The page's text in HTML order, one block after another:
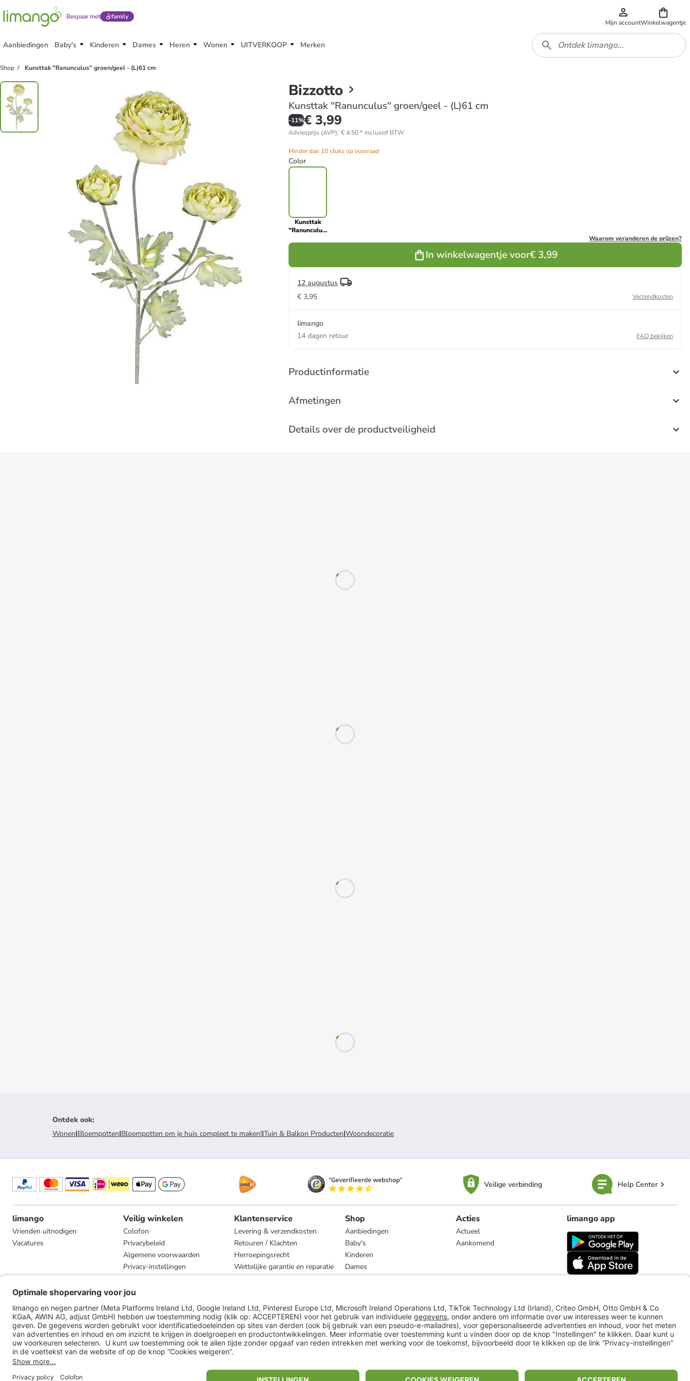
Bespaar met family
Mijn accountWinkelwagentje
Aanbiedingen Baby's Kinderen Dames Heren Wonen UITVERKOOP Merken
Shop Kunsttak ''Ranunculus'' groen/geel - (L)61 cm
Bizzotto
Kunsttak ''Ranunculus'' groen/geel - (L)61 cm
-11%€ 3,99
Adviesprijs (AVP): € 4,50* inclusief BTW
Minder dan 10 stuks op voorraad
Color
Kunsttak
''Ranunculus''
Waarom veranderen de prijzen?
In winkelwagentje voor€ 3,99
12 augustus
€ 3,95
Verzendkosten
limango
14 dagen retour
FAQ bekijken
Productinformatie
Afmetingen
Details over de productveiligheid
Ontdek ook:
Wonen|Bloempotten|Bloempotten om je huis compleet te maken!|Tuin & Balkon Producten|Woondecoratie
Veilige verbinding Help Center
limango
Vrienden uitnodigen
Vacatures
Veilig winkelen
Colofon
Privacybeleid
Algemene voorwaarden
Privacy-instellingen
Compliance
Klantenservice
Levering & verzendkosten
Retouren / Klachten
Herroepingsrecht
Wettelijke garantie en reparatie
Shop
Aanbiedingen
Baby's
Kinderen
Dames
Heren
Acties
Actueel
Aankomend
limango app
limango.de limango.pl
** Alle prijsopgaven zijn inclusief belasting en exclusief verzendkosten
ᵃ Bij een minimale bestelwaarde van €15.